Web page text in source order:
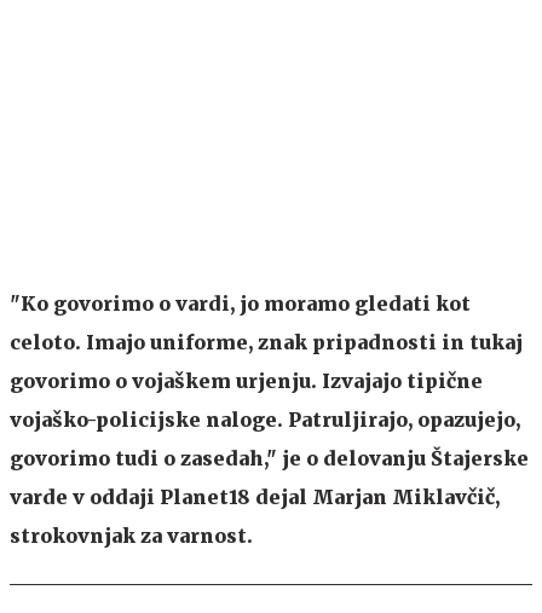
"Ko govorimo o vardi, jo moramo gledati kot
celoto. Imajo uniforme, znak pripadnosti in tukaj
govorimo o vojaškem urjenju. Izvajajo tipične
vojaško-policijske naloge. Patruljirajo, opazujejo,
govorimo tudi o zasedah," je o delovanju Štajerske
varde v oddaji Planet18 dejal Marjan Miklavčič,
strokovnjak za varnost.